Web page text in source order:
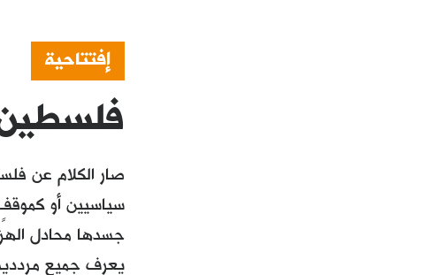
إفتتاحية
صار الكلام عن
سياسيين أو
جسدها محادل
يعرف جميع